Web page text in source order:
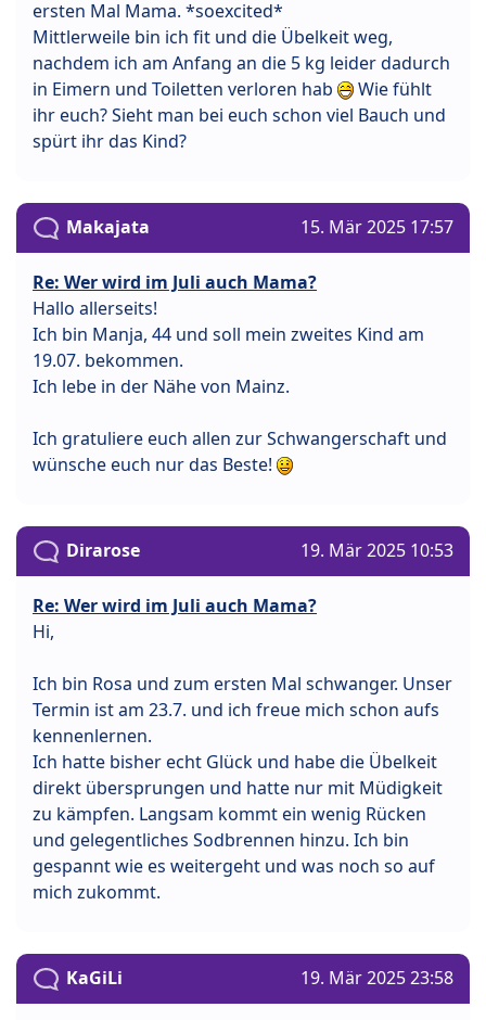
ersten Mal Mama. *soexcited*
Mittlerweile bin ich fit und die Übelkeit weg,
nachdem ich am Anfang an die 5 kg leider dadurch
in Eimern und Toiletten verloren hab
Wie fühlt
ihr euch? Sieht man bei euch schon viel Bauch und
spürt ihr das Kind?
Makajata 15. Mär 2025 17:57
Re: Wer wird im Juli auch Mama?
Hallo allerseits!
Ich bin Manja, 44 und soll mein zweites Kind am
19.07. bekommen.
Ich lebe in der Nähe von Mainz.
Ich gratuliere euch allen zur Schwangerschaft und
wünsche euch nur das Beste!
Dirarose 19. Mär 2025 10:53
Re: Wer wird im Juli auch Mama?
Hi,
Ich bin Rosa und zum ersten Mal schwanger. Unser
Termin ist am 23.7. und ich freue mich schon aufs
kennenlernen.
Ich hatte bisher echt Glück und habe die Übelkeit
direkt übersprungen und hatte nur mit Müdigkeit
zu kämpfen. Langsam kommt ein wenig Rücken
und gelegentliches Sodbrennen hinzu. Ich bin
gespannt wie es weitergeht und was noch so auf
mich zukommt.
KaGiLi 19. Mär 2025 23:58